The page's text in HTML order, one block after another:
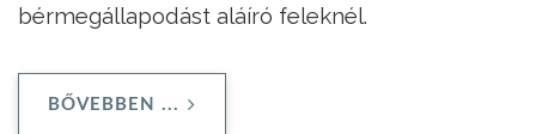
bérmegállapodást aláíró feleknél.
BŐVEBBEN ...